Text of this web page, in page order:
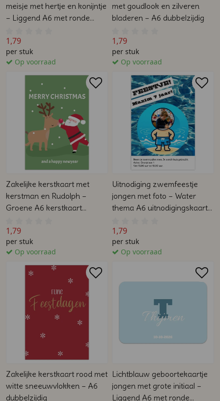
meisje met hertje en konijntje
– Liggend A6 met ronde
1,79
per stuk
Op voorraad
met goudlook en zilveren
bladeren – A6 dubbelzijdig
1,79
per stuk
Op voorraad
Zakelijke kerstkaart met
kerstman en Rudolph –
Groene A6 kerstkaart
1,79
per stuk
Op voorraad
Uitnodiging zwemfeestje
jongen met foto – Water
thema A6 uitnodigingskaart
1,79
per stuk
Op voorraad
Zakelijke kerstkaart rood met
witte sneeuwvlokken – A6
dubbelzijdig
Lichtblauw geboortekaartje
jongen met grote initiaal –
Liggend A6 met ronde